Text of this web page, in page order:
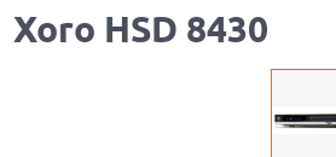
Xoro HSD 8430